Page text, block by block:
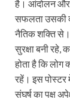
है। आंदोलन और
सफलता उसकी
नैतिक शक्ति से।
सुरक्षा बनी
होता है कि
रहें। इस पोस्टर
संघर्ष का पक्ष